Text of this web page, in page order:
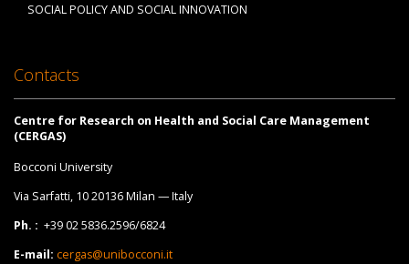
SOCIAL POLICY AND SOCIAL INNOVATION
Contacts
Centre for Research on Health and Social Care Management
(CERGAS)
Bocconi University
Via Sarfatti, 10 20136 Milan — Italy
Ph. : +39 02 5836.2596/6824
E-mail: cergas@unibocconi.it